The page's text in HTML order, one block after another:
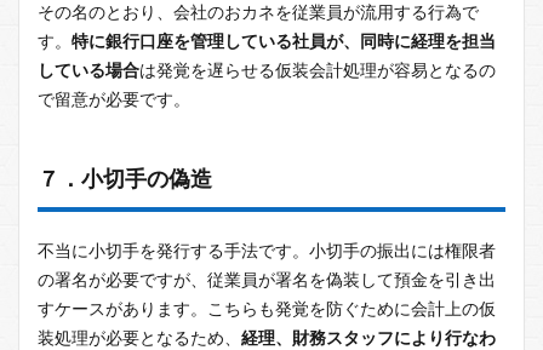
その名のとおり、会社のおカネを従業員が流用する行為で
す。 特に銀行口座を管理している社員が、同時に経理を担当
している場合は発覚を遅らせる仮装会計処理が容易となるの
で留意が必要です。
７．小切手の偽造
不当に小切手を発行する手法です。小切手の振出には権限者
の署名が必要ですが、従業員が署名を偽装して預金を引き出
すケースがあります。こちらも発覚を防ぐために会計上の仮
装処理が必要となるため、 経理、財務スタッフにより行なわ